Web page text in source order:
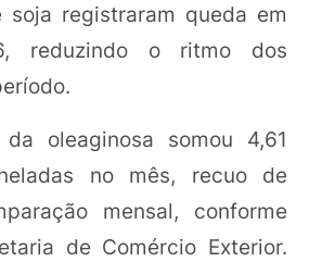
soja registraram queda em
reduzindo o ritmo dos
oleaginosa somou 4,61
no mês, recuo de
mensal, conforme
de Comércio Exterior.